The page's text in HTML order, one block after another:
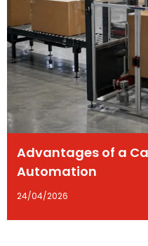
Advantages of a
Automation
24/04/2026